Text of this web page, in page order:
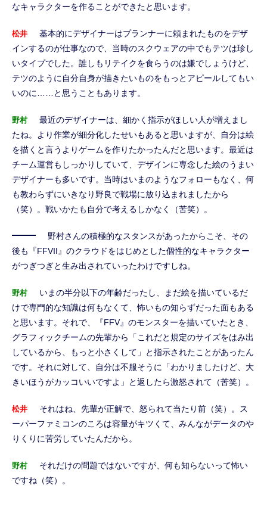
なキャラクターを作ることができたと思います。
松井
基本的にデザイナーはプランナーに頼まれたものをデザ
インするのが仕事なので、当時のスクウェアの中でもテツは珍し
いタイプでした。誰しもリテイクを食らうのは嫌でしょうけど、
テツのように自分自身が描きたいものをもっとアピールしてもい
いのに……と思うこともあります。
野村
最近のデザイナーは、細かく指示がほしい人が増えまし
たね。より作業が細分化したせいもあると思いますが、自分は絵
を描くと言うよりゲームを作りたかったんだと思います。最近は
チーム運営もしっかりしていて、デザインに専念した絵のうまい
デザイナーも多いです。当時はいまのようなフォローもなく、何
も教わらずにいきなり野良で戦場に放り込まれましたから
（笑）。戦いかたも自分で考えるしかなく（苦笑）。
野村さんの積極的なスタンスがあったからこそ、その
後も『FFVII』のクラウドをはじめとした個性的なキャラクター
がつぎつぎと生み出されていったわけですしね。
野村
いまの半分以下の年齢だったし、まだ絵を描いているだ
けで専門的な知識は何もなくて、怖いもの知らずだった面もある
と思います。それで、『FFV』のモンスターを描いていたとき、
グラフィックチームの先輩から「これだと規定のサイズをはみ出
しているから、もっと小さくして」と指示されたことがあったん
です。それに対して、自分は不服そうに「わかりましたけど、大
きいほうがカッコいいですよ」と返したら激怒されて（苦笑）。
松井
それはね、先輩が正解で、怒られて当たり前（笑）。ス
ーパーファミコンのころは容量がキツくて、みんながデータのや
りくりに苦労していたんだから。
野村
それだけの問題ではないですが、何も知らないって怖い
ですね（笑）。